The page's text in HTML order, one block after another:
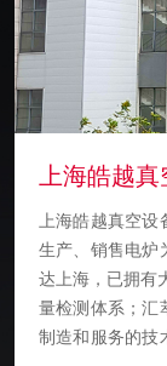
上海皓越
上海皓越真空
生产、销售电炉
达上海，已拥有
量检测体系；汇
制造和服务的技